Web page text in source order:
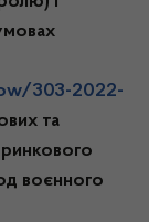
303-2022-
та
воєнного